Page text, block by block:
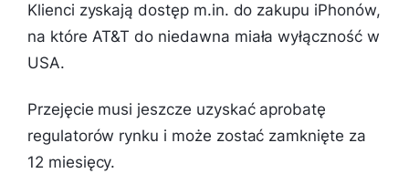
Klienci zyskają dostęp m.in. do zakupu iPhonów,
na które AT&T do niedawna miała wyłączność w
USA.
Przejęcie musi jeszcze uzyskać aprobatę
regulatorów rynku i może zostać zamknięte za
12 miesięcy.